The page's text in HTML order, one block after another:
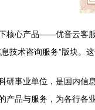
核心产品——优音云客
技术咨询服务”版块。
研事业单位，是国内
产品与服务，为各行